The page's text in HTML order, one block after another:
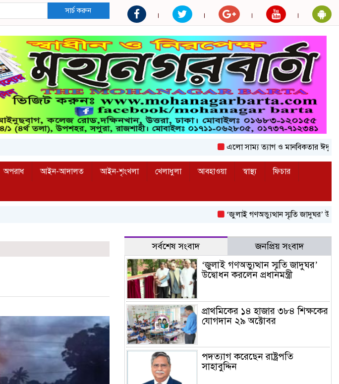
সার্চ করুন
এলো সাম্য ত্যাগ ও মানবিকতার ঈদুল আজহা
অপরাধ আইন-আদালত আইন-শৃংখলা খেলাধুলা আবহাওয়া স্বাস্থ্য
ফিচার
‘জুলাই গণঅভ্যুত্থান স্মৃতি জাদুঘর’ উদ্বোধন
সর্বশেষ সংবাদ জনপ্রিয় সংবাদ
‘জুলাই গণঅভ্যুত্থান স্মৃতি জাদুঘর’
উদ্বোধন করলেন প্রধানমন্ত্রী
প্রাথমিকের ১৪ হাজার ৩৮৪ শিক্ষকের
যোগদান ২৯ অক্টোবর
পদত্যাগ করেছেন রাষ্ট্রপতি
সাহাবুদ্দিন